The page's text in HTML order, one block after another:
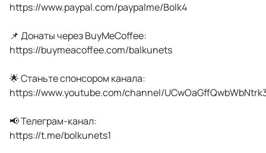
https://www.paypal.com/paypalme/Bolk4
📌 Донаты через BuyMeCoffee:
https://buymeacoffee.com/balkunets
🌟 Станьте спонсором канала:
https://www.youtube.com/channel/
📢 Телеграм-канал:
https://t.me/bolkunets1